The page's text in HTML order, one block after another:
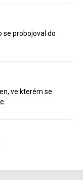
se probojoval do
ve kterém se